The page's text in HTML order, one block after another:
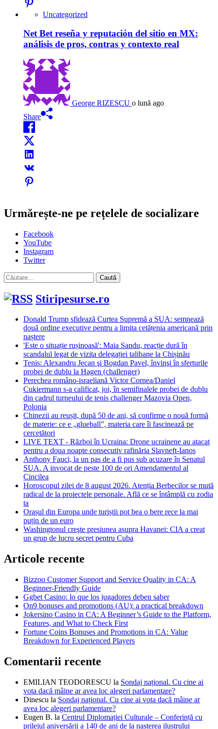
Uncategorized
Net Bet reseña y reputación del sitio en MX:
análisis de pros, contras y contexto real
George RIZESCU o lună ago
Share
Urmărește-ne pe rețelele de socializare
Facebook
YouTube
Instagram
Twitter
Caută
după:
Stiripesurse.ro
Donald Trump sfidează Curtea Supremă a SUA: semnează
două ordine executive pentru a limita cetățenia americană prin
naștere
'Este o situație rușinoasă': Maia Sandu, reacție dură în
scandalul legat de vizita delegației talibane la Chișinău
Tenis: Alexandru Jecan şi Bogdan Pavel, învinşi în sferturile
probei de dublu la Hagen (challenger)
Perechea româno-israeliană Victor Cornea/Daniel
Cukiermann s-a calificat, joi, în semifinalele probei de dublu
din cadrul turneului de tenis challenger Mazovia Open,
Polonia
Chinezii au reușit, după 50 de ani, să confirme o nouă formă
de materie: ce e „glueball”, materia care îi fascinează pe
cercetători
LIVE TEXT - Război în Ucraina: Drone ucrainene au atacat
pentru a doua noapte consecutiv rafinăria Slavneft-Ianos
Anthony Fauci, la un pas de a fi pus sub acuzare în Senatul
SUA. A invocat de peste 100 de ori Amendamentul al
Cincilea
Horoscopul zilei de 8 august 2026. Atenția Berbecilor se mută
radical de la proiectele personale. Află ce se întâmplă cu zodia
ta
Orașul din Europa unde turiștii pot bea o bere rece la mai
puțin de un euro
Washingtonul creşte presiunea asupra Havanei: CIA a creat
un grup de lucru secret pentru Cuba
Articole recente
Bizzoo Customer Support and Service Quality in CA: A
Beginner-Friendly Guide
Ggbet Casino: lo que los jugadores deben saber
On9 bonuses and promotions (AU): a practical breakdown
Jokersino Casino in CA: A Beginner’s Guide to the Platform,
Features, and What to Check First
Fortune Coins Bonuses and Promotions in CA: Value
Breakdown for Experienced Players
Comentarii recente
EMILIAN TEODORESCU la Sondaj național. Cu cine ai
vota dacă mâine ar avea loc alegeri parlamentare?
Dinescu la Sondaj național. Cu cine ai vota dacă mâine ar
avea loc alegeri parlamentare?
Eugen B. la Centrul Diplomației Culturale – Conferință cu
prilejul aniversării a 140 de ani de la nașterea ilustrului